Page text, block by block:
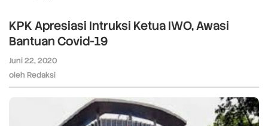
Intruksi
Ketua
KPK Apresiasi Intruksi Ketua IWO, Awasi
Bantuan Covid-19
Juni 22, 2020
oleh Redaksi